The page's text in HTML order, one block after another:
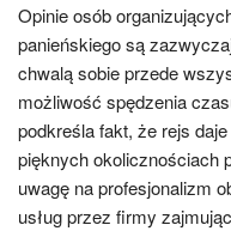
Opinie osób
panieńskiego są
chwalą sobie przede
możliwość spędzenia
podkreśla fakt, że rejs
pięknych okolicznościach
uwagę na profesjonalizm
usług przez firmy